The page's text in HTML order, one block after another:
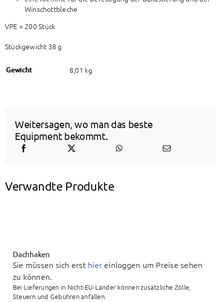
Winschottbleche
VPE = 200 Stück
Stückgewicht 38 g
Gewicht 8,01 kg
Weitersagen, wo man das beste
Equipment bekommt.
Verwandte Produkte
Dachhaken
Sie müssen sich erst hier einloggen um Preise sehen
zu können.
Bei Lieferungen in Nicht-EU-Länder können zusätzliche Zölle,
Steuern und Gebühren anfallen.